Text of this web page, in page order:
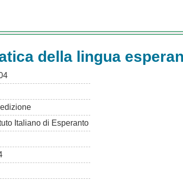
della lingua
Italiano di Esperanto